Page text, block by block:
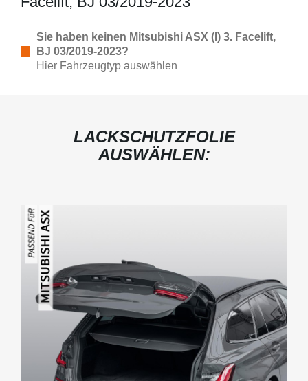
Sie haben keinen Mitsubishi ASX (I) 3. Facelift,
BJ 03/2019-2023?
Hier Fahrzeugtyp auswählen
LACKSCHUTZFOLIE
AUSWÄHLEN: